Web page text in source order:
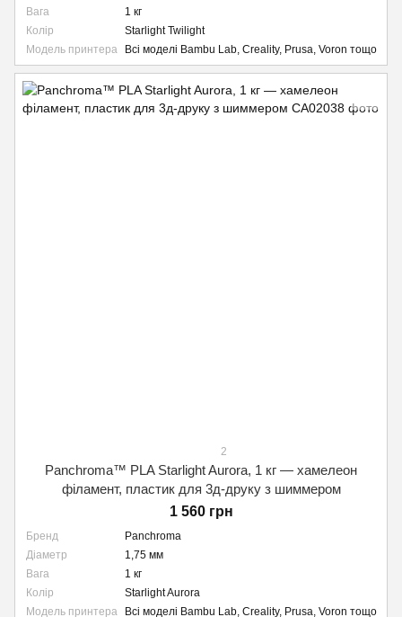
Вага
1 кг
Колір
Starlight Twilight
Модель принтера
Всі моделі Bambu Lab, Creality, Prusa, Voron тощо
2
Panchroma™ PLA Starlight Aurora, 1 кг — хамелеон
філамент, пластик для 3д-друку з шиммером
1 560 грн
Бренд
Panchroma
Діаметр
1,75 мм
Вага
1 кг
Колір
Starlight Aurora
Модель принтера
Всі моделі Bambu Lab, Creality, Prusa, Voron тощо